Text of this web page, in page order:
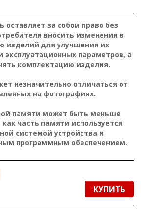
оставляет за собой право без
вносить изменения в
изделий для улучшения их
эксплуатационных параметров, а
комплектацию изделия.
незначительно отличаться от
на фотографиях.
памяти может быть меньше
как часть памяти используется
системой устройства и
программным обеспечением.
КУПИТЬ